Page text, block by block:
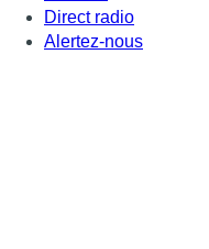
Direct radio
Alertez-nous